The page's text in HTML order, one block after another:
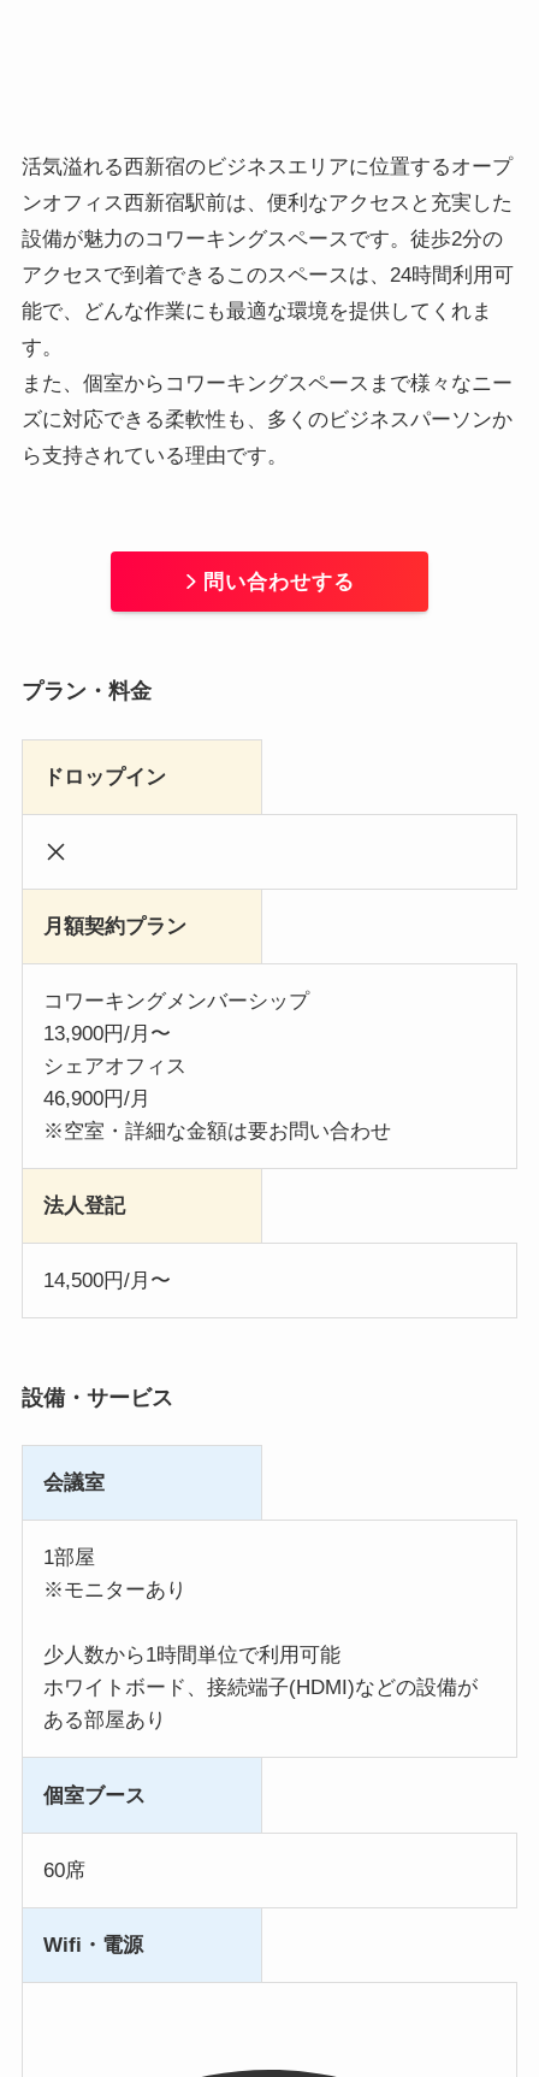
活気溢れる西新宿のビジネスエリアに位置するオープ
ンオフィス西新宿駅前は、便利なアクセスと充実した
設備が魅力のコワーキングスペースです。徒歩2分の
アクセスで到着できるこのスペースは、24時間利用可
能で、どんな作業にも最適な環境を提供してくれま
す。
また、個室からコワーキングスペースまで様々なニー
ズに対応できる柔軟性も、多くのビジネスパーソンか
ら支持されている理由です。
問い合わせする
プラン・料金
ドロップイン
月額契約プラン
コワーキングメンバーシップ
13,900円/月〜
シェアオフィス
46,900円/月
※空室・詳細な金額は要お問い合わせ
法人登記
14,500円/月〜
設備・サービス
会議室
1部屋
※モニターあり
少人数から1時間単位で利用可能
ホワイトボード、接続端子(HDMI)などの設備が
ある部屋あり
個室ブース
60席
Wifi・電源